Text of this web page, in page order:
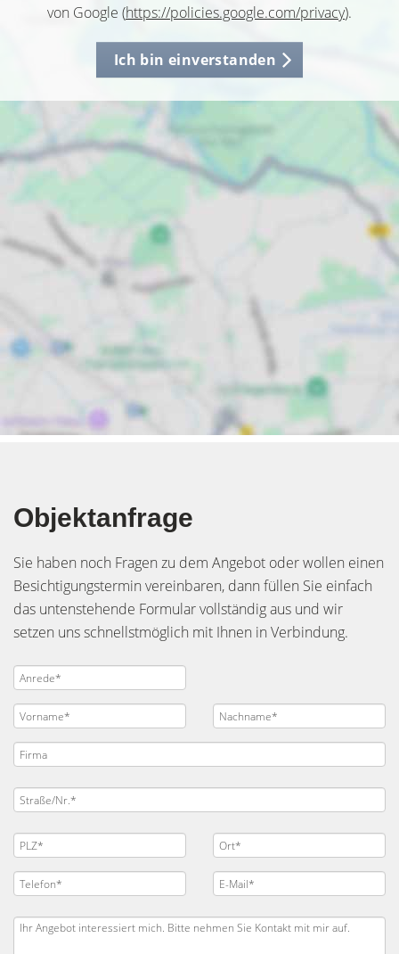
von Google (https://policies.google.com/privacy).
Ich bin einverstanden
Objektanfrage
Sie haben noch Fragen zu dem Angebot oder wollen einen
Besichtigungstermin vereinbaren, dann füllen Sie einfach
das untenstehende Formular vollständig aus und wir
setzen uns schnellstmöglich mit Ihnen in Verbindung.